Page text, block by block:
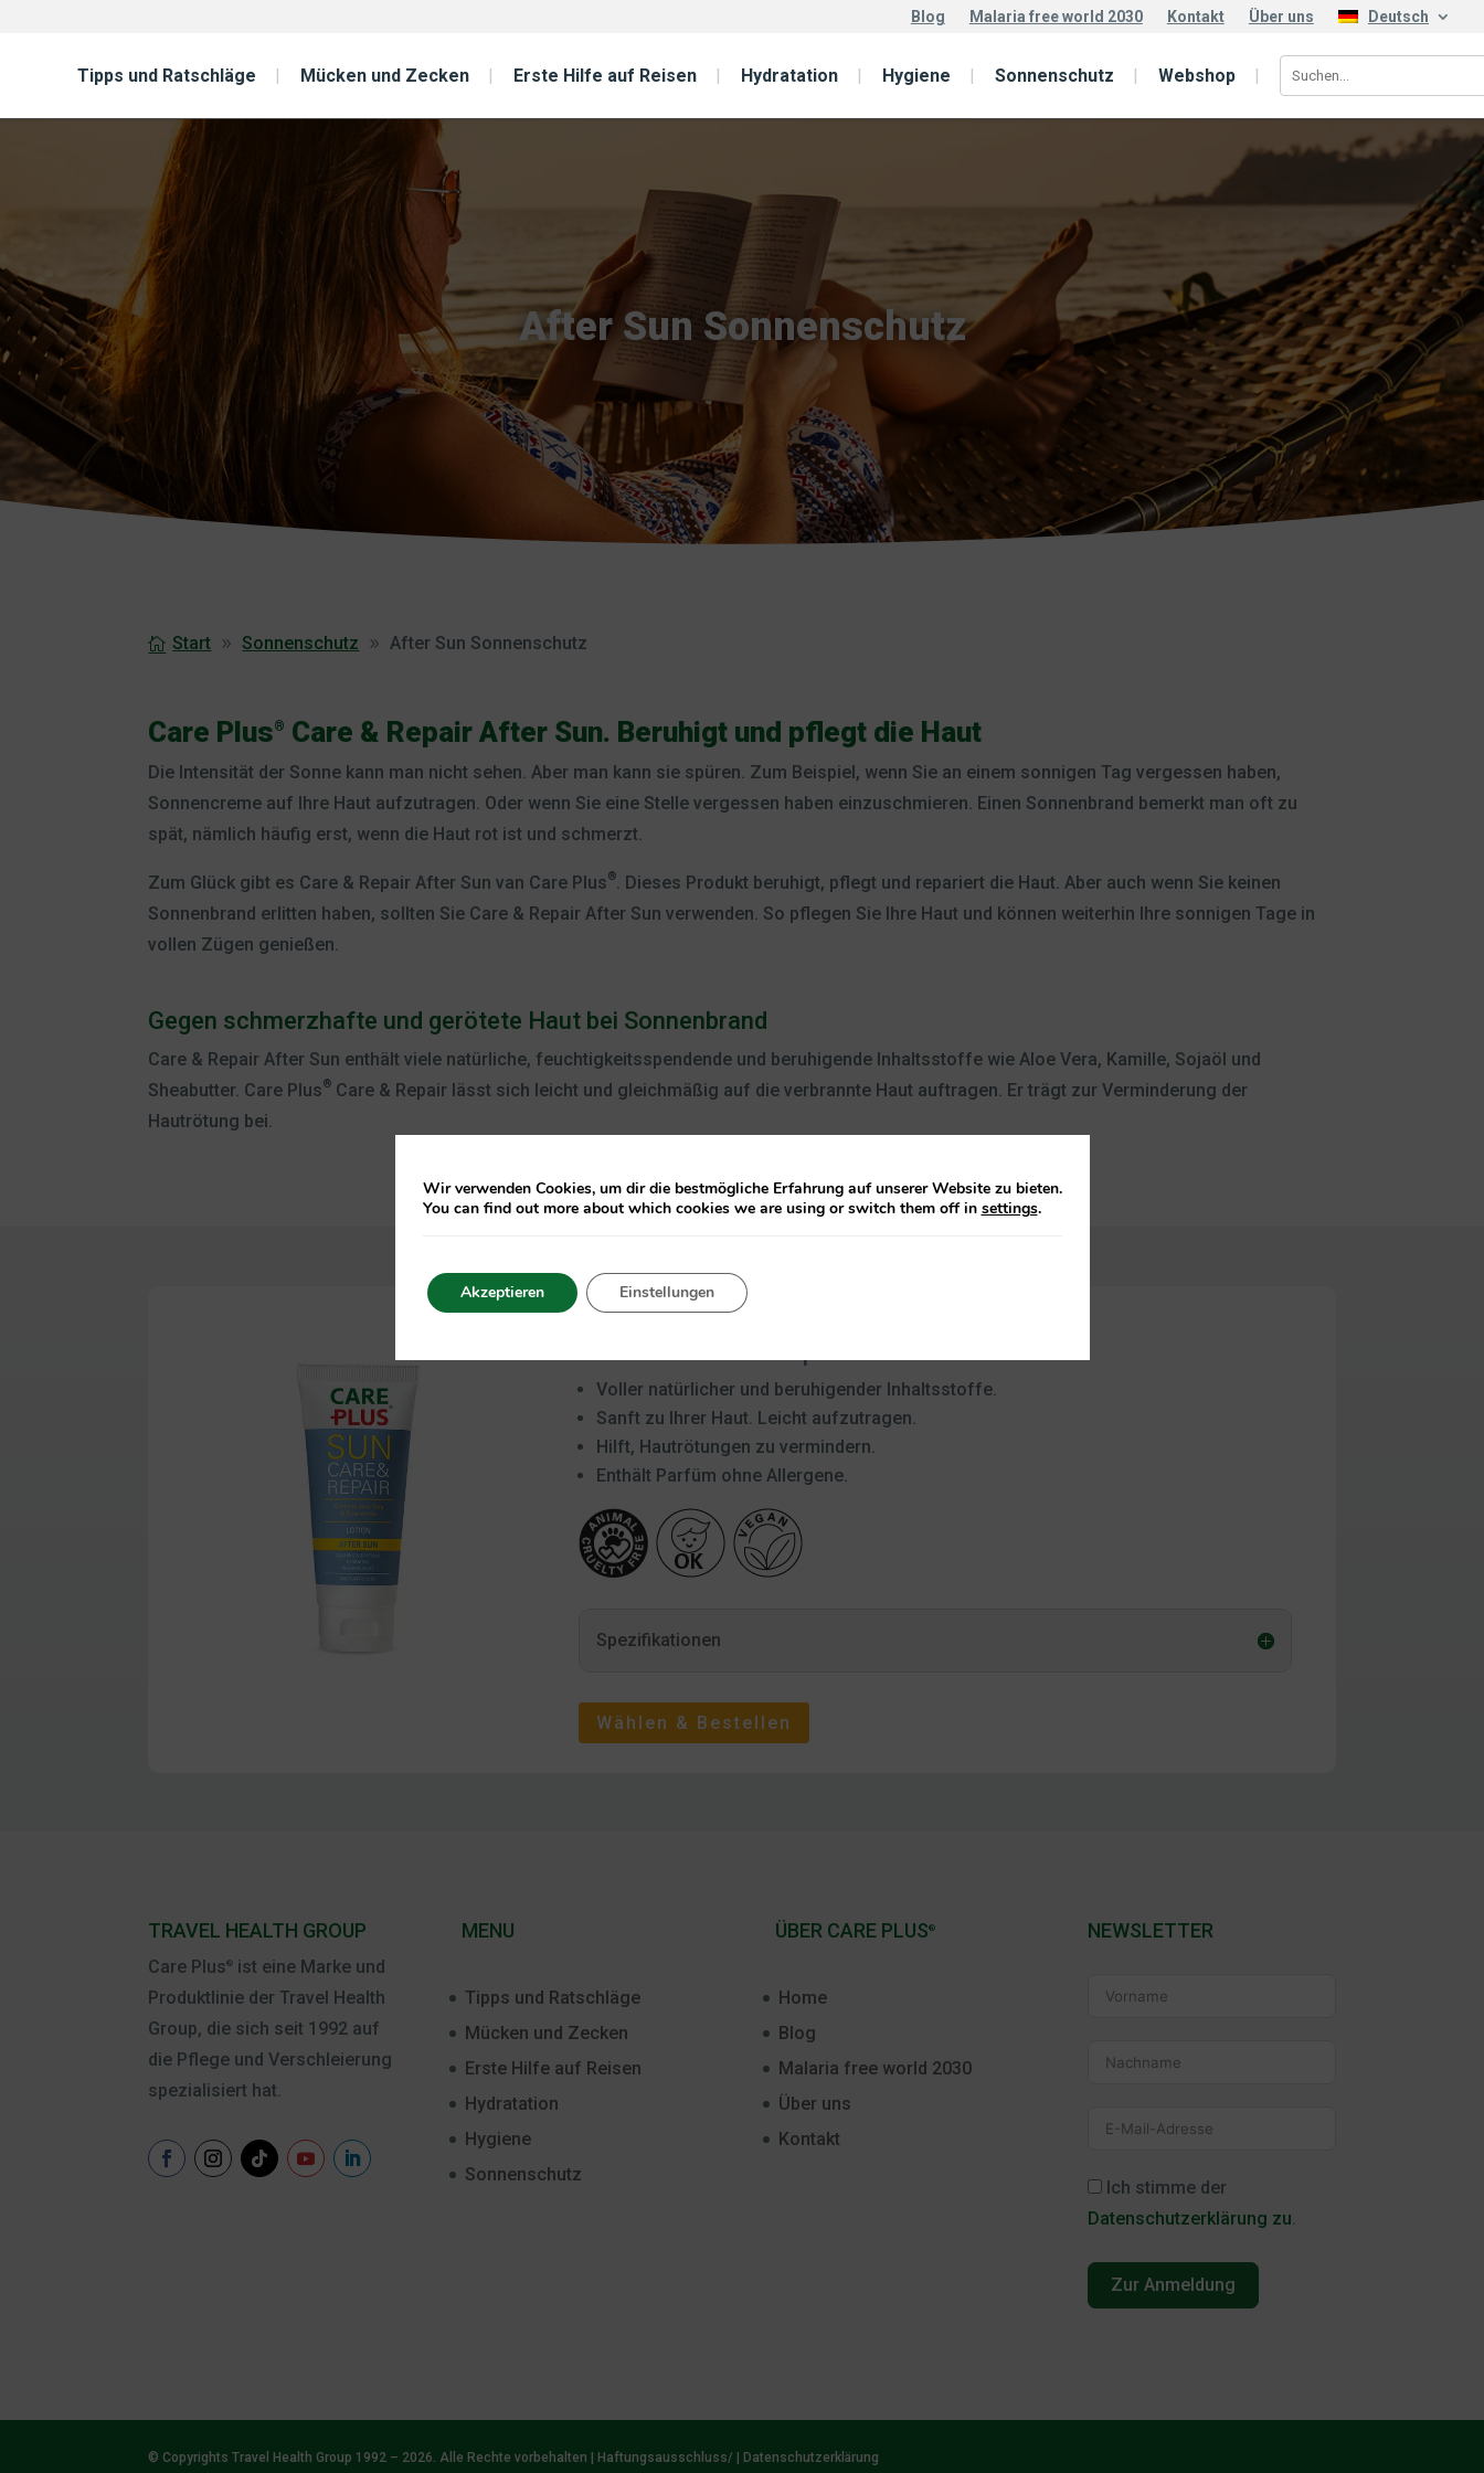
Blog Malaria free world 2030 Kontakt Über uns Deutsch
Tipps und Ratschläge Mücken und Zecken Erste Hilfe auf Reisen Hydratation Hygiene Sonnenschutz Webshop
After Sun Sonnenschutz
Start Sonnenschutz After Sun Sonnenschutz
Care Plus® Care & Repair After Sun. Beruhigt und pflegt die Haut
Die Intensität der Sonne kann man nicht sehen. Aber man kann sie spüren. Zum Beispiel, wenn Sie an einem sonnigen Tag vergessen haben,
Sonnencreme auf Ihre Haut aufzutragen. Oder wenn Sie eine Stelle vergessen haben einzuschmieren. Einen Sonnenbrand bemerkt man oft zu
spät, nämlich häufig erst, wenn die Haut rot ist und schmerzt.
Zum Glück gibt es Care & Repair After Sun van Care Plus®
. Dieses Produkt beruhigt, pflegt und repariert die Haut. Aber auch wenn Sie keinen
Sonnenbrand erlitten haben, sollten Sie Care & Repair After Sun verwenden. So pflegen Sie Ihre Haut und können weiterhin Ihre sonnigen Tage in
vollen Zügen genießen.
Gegen schmerzhafte und gerötete Haut bei Sonnenbrand
Care & Repair After Sun enthält viele natürliche, feuchtigkeitsspendende und beruhigende Inhaltsstoffe wie Aloe Vera, Kamille, Sojaöl und
Sheabutter. Care Plus® Care & Repair lässt sich leicht und gleichmäßig auf die verbrannte Haut auftragen. Er trägt zur Verminderung der
Hautrötung bei.
Voller natürlicher und beruhigender Inhaltsstoffe.
Sanft zu Ihrer Haut. Leicht aufzutragen.
Hilft, Hautrötungen zu vermindern.
Enthält Parfüm ohne Allergene.
Spezifikationen
Wählen & Bestellen
TRAVEL HEALTH GROUP
Care Plus® ist eine Marke und
Produktlinie der Travel Health
Group, die sich seit 1992 auf
die Pflege und Verschleierung
spezialisiert hat.
MENU
Tipps und Ratschläge
Mücken und Zecken
Erste Hilfe auf Reisen
Hydratation
Hygiene
Sonnenschutz
ÜBER CARE PLUS®
Home
Blog
Malaria free world 2030
Über uns
Kontakt
NEWSLETTER
Ich stimme der
Datenschutzerklärung zu.
Zur Anmeldung
© Copyrights Travel Health Group 1992 – 2026. Alle Rechte vorbehalten | Haftungsausschluss/ | Datenschutzerklärung
Wir verwenden Cookies, um dir die bestmögliche Erfahrung auf unserer Website zu bieten.
You can find out more about which cookies we are using or switch them off in settings.
Akzeptieren Einstellungen